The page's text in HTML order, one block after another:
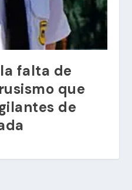
falta de
que
de